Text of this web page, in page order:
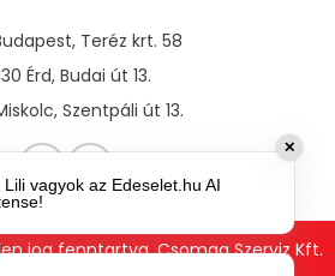
Teréz krt. 58
Érd, Budai út 13.
Szentpáli út 13.
jog fenntartva. Csomag Szerviz Kft.
✕
Lili vagyok az Edeselet.hu AI